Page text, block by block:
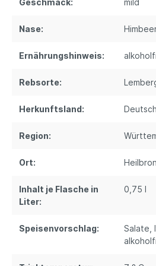
Geschmack: mild
Nase:
Ernährungshinweis:
Rebsorte:
Herkunftsland:
Region:
Ort:
Inhalt je Flasche in
Liter:
0,75 l
Speisenvorschlag:
Salate,